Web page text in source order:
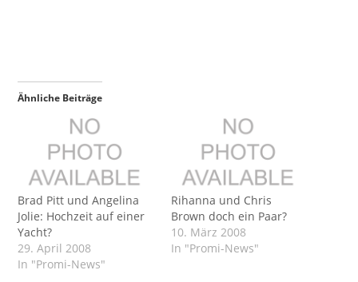
Ähnliche Beiträge
Brad Pitt und Angelina
Jolie: Hochzeit auf einer
Yacht?
29. April 2008
In "Promi-News"
Rihanna und Chris
Brown doch ein Paar?
10. März 2008
In "Promi-News"